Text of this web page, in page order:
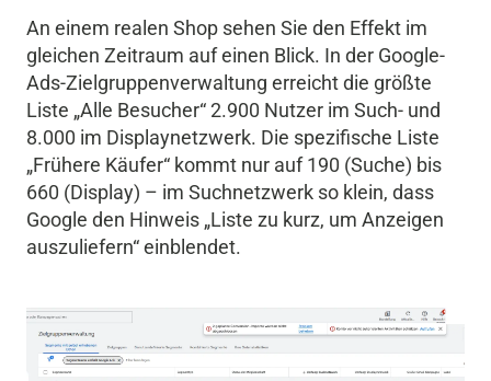
An einem realen Shop sehen Sie den Effekt im
gleichen Zeitraum auf einen Blick. In der Google-
Ads-Zielgruppenverwaltung erreicht die größte
Liste „Alle Besucher“ 2.900 Nutzer im Such- und
8.000 im Displaynetzwerk. Die spezifische Liste
„Frühere Käufer“ kommt nur auf 190 (Suche) bis
660 (Display) – im Suchnetzwerk so klein, dass
Google den Hinweis „Liste zu kurz, um Anzeigen
auszuliefern“ einblendet.